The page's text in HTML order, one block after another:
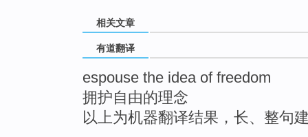
相关文章
有道翻译
espouse the idea of freedom
拥护自由的理念
以上为机器翻译结果，长、整句